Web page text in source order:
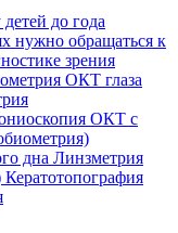
до года
нужно обращаться к
зрения
ОКТ глаза
ОКТ с
дна Линзметрия
Кератотопография